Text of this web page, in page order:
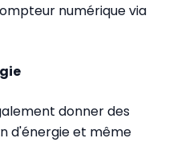
numérique via
donner des
d'énergie et même